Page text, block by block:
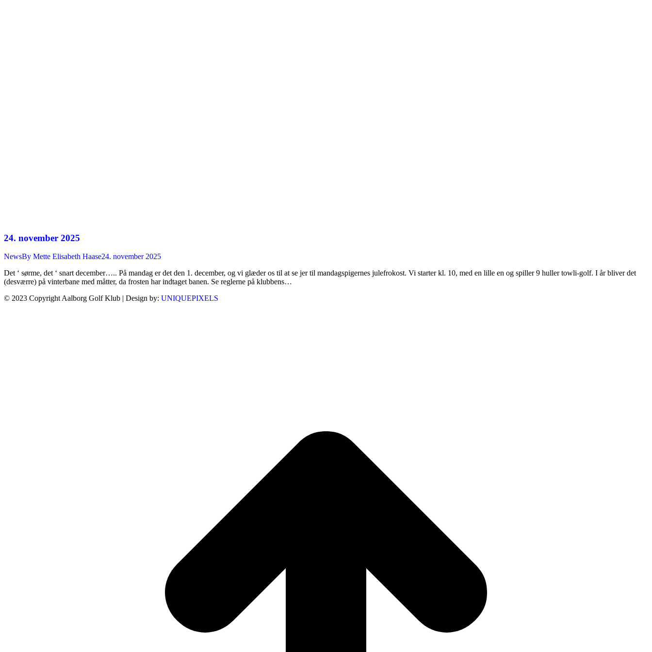
24. november 2025
NewsBy Mette Elisabeth Haase24. november 2025
Det ‘ sørme, det ‘ snart december….. På mandag er det den 1. december, og vi glæder os til at se jer til mandagspigernes julefrokost. Vi starter kl. 10, med en lille en og spiller 9 huller towli-golf. I år bliver det
(desværre) på vinterbane med måtter, da frosten har indtaget banen. Se reglerne på klubbens…
© 2023 Copyright Aalborg Golf Klub | Design by: UNIQUEPIXELS